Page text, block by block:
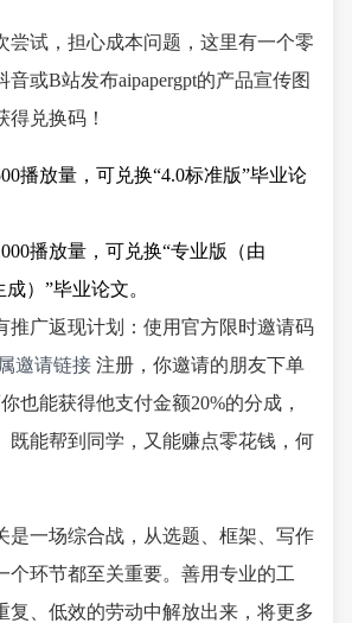
尝试，担心成本问题，这里有一个零
音或B站发布aipapergpt的产品宣传图
得兑换码！
播放量，可兑换“4.0标准版”毕业论
播放量，可兑换“专业版（由
成）”毕业论文。
推广返现计划：使用官方限时邀请码
邀请链接 注册，你邀请的朋友下单
也能获得他支付金额20%的分成，
既能帮到同学，又能赚点零花钱，何
是一场综合战，从选题、框架、写作
个环节都至关重要。善用专业的工
复、低效的劳动中解放出来，将更多